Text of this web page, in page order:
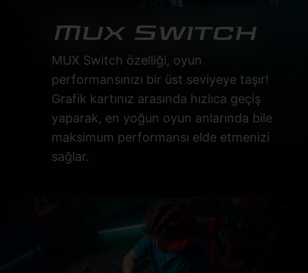
Mux Switch
MUX Switch özelliği, oyun
performansınızı bir üst seviyeye taşır!
Grafik kartınız arasında hızlıca geçiş
yaparak, en yoğun oyun anlarında bile
maksimum performansı elde etmenizi
sağlar.